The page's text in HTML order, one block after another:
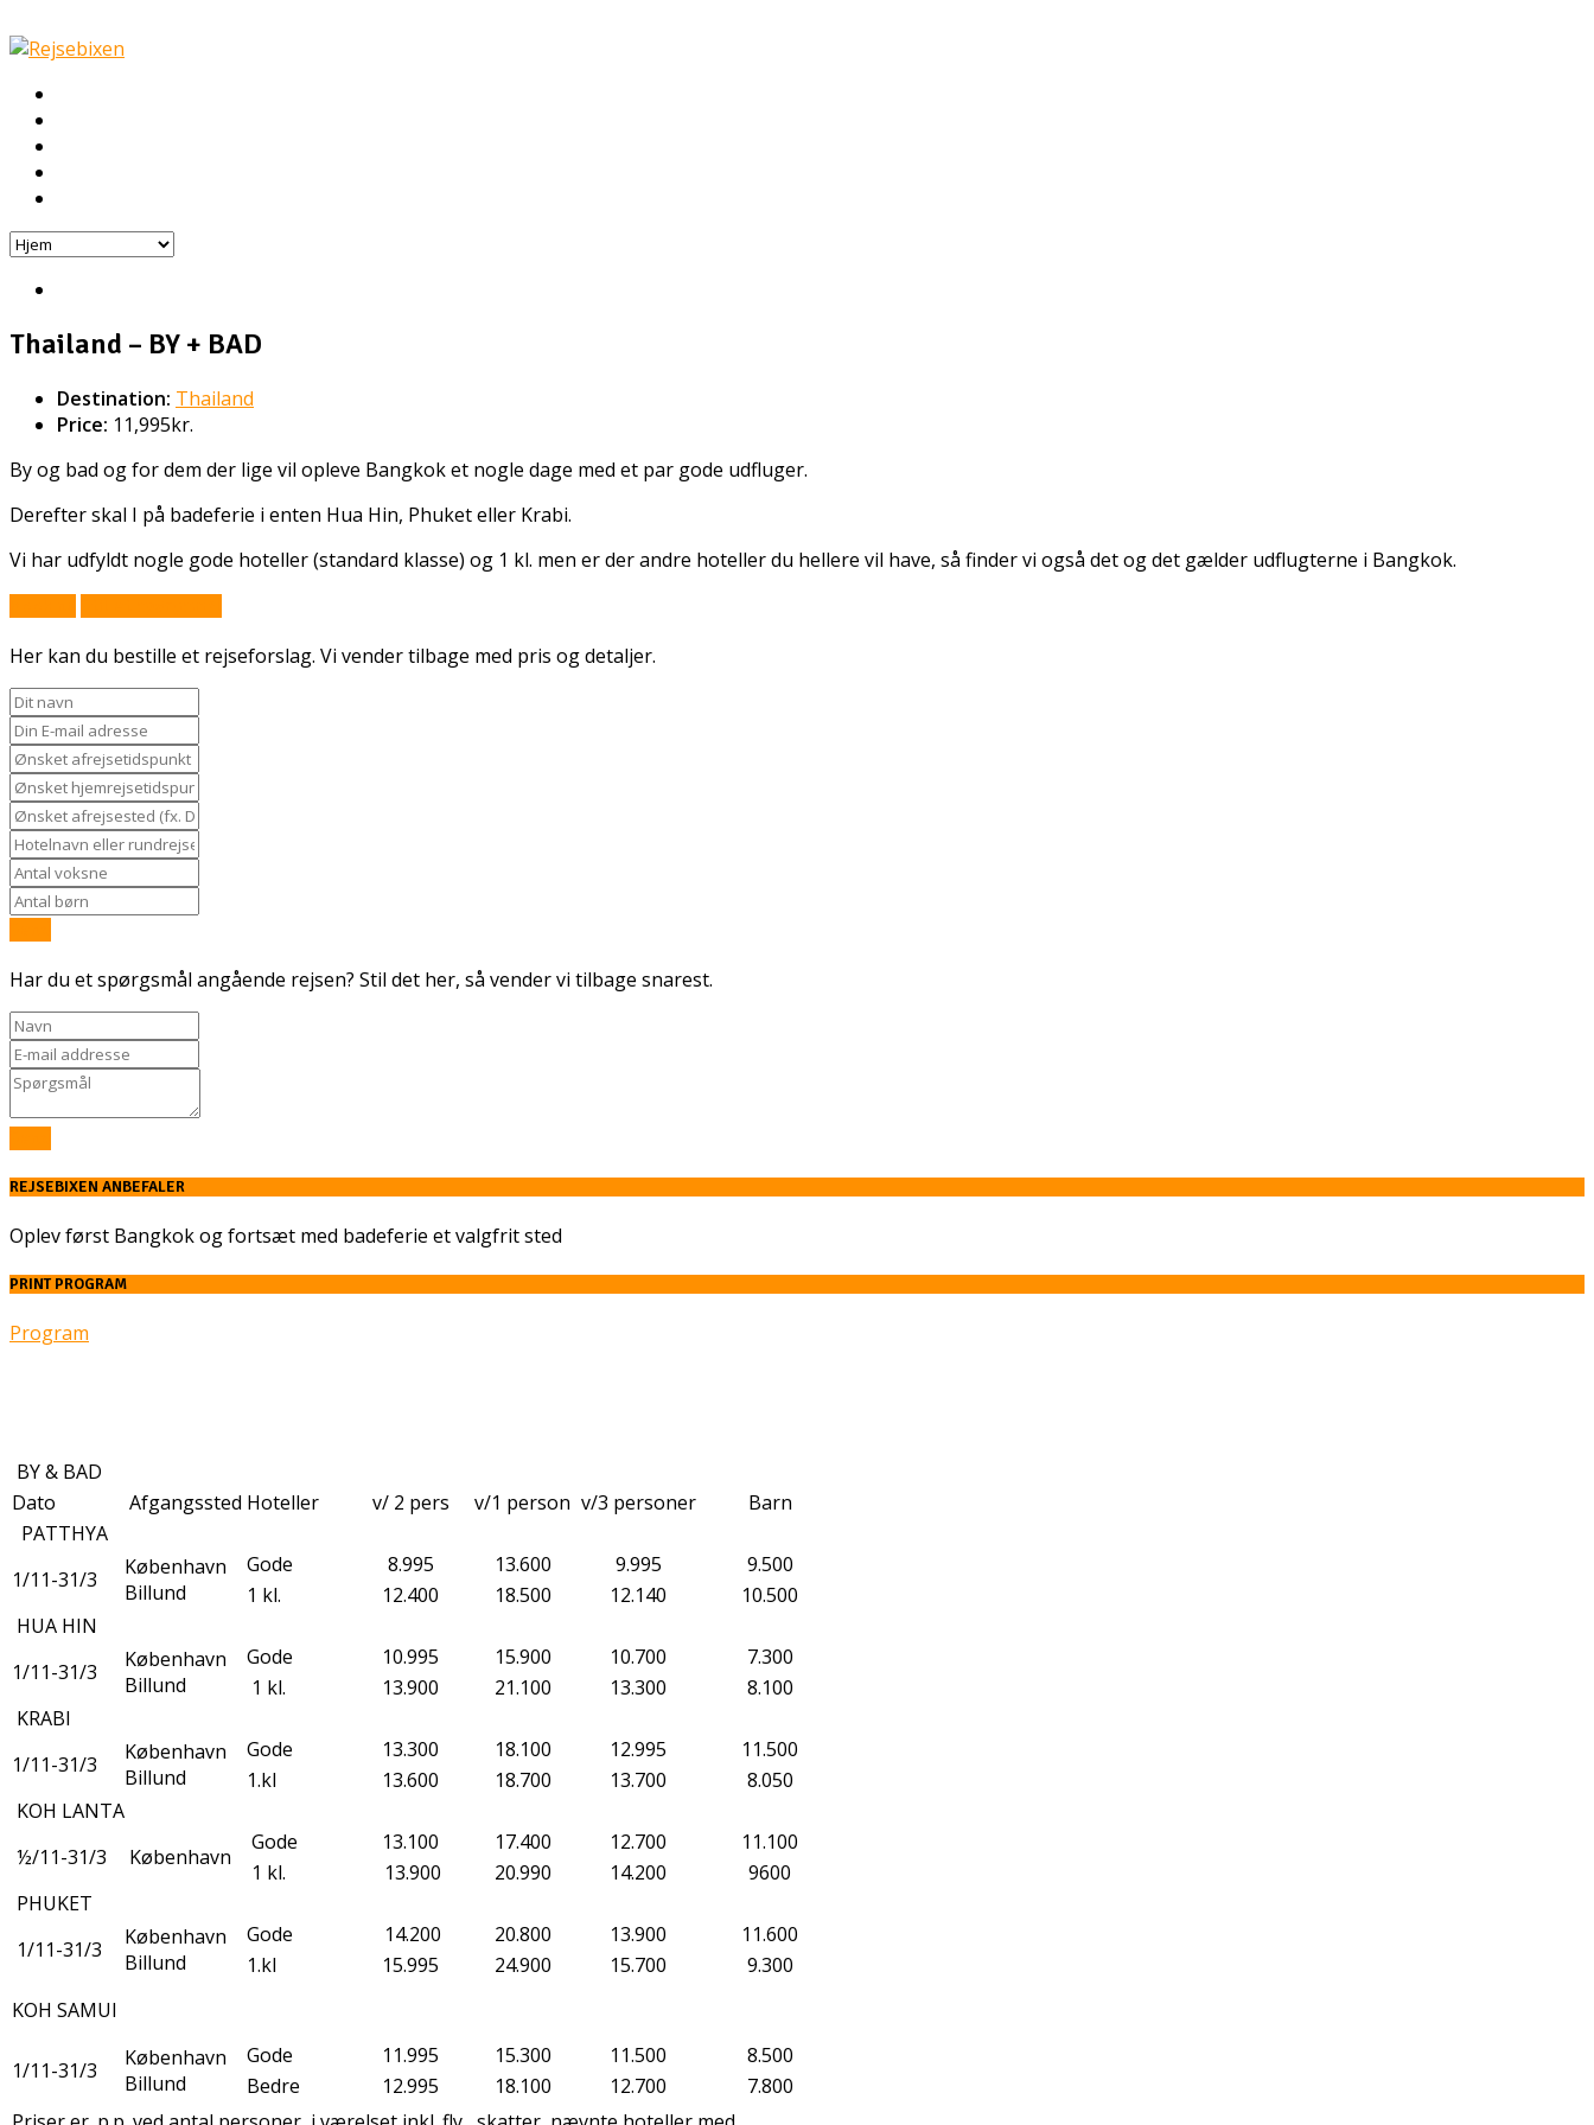
Thailand – BY + BAD
Destination: Thailand
Price: 11,995kr.
By og bad og for dem der lige vil opleve Bangkok et nogle dage med et par gode udfluger.
Derefter skal I på badeferie i enten Hua Hin, Phuket eller Krabi.
Vi har udfyldt nogle gode hoteller (standard klasse) og 1 kl. men er der andre hoteller du hellere vil have, så finder vi også det og det gælder udflugterne i Bangkok.
Her kan du bestille et rejseforslag. Vi vender tilbage med pris og detaljer.
Har du et spørgsmål angående rejsen? Stil det her, så vender vi tilbage snarest.
REJSEBIXEN ANBEFALER
Oplev først Bangkok og fortsæt med badeferie et valgfrit sted
PRINT PROGRAM
Program
BY & BAD
Dato
Afgangssted Hoteller v/ 2 pers v/1 person v/3 personer
Barn
PATTHYA
1/11-31/3
København
Billund
Gode 8.995 13.600 9.995
9.500
1 kl.
12.400 18.500 12.140
10.500
HUA HIN
1/11-31/3
København
Billund
Gode 10.995 15.900 10.700
7.300
1 kl.
13.900 21.100 13.300
8.100
KRABI
1/11-31/3
København
Billund
Gode 13.300 18.100 12.995
11.500
1.kl
13.600 18.700 13.700
8.050
KOH LANTA
½/11-31/3
København
Gode 13.100 17.400 12.700
11.100
1 kl.
13.900 20.990 14.200
9600
PHUKET
1/11-31/3
København
Billund
Gode 14.200 20.800 13.900
11.600
1.kl
15.995 24.900 15.700
9.300
KOH SAMUI
1/11-31/3
København
Billund
Gode 11.995 15.300 11.500
8.500
Bedre
12.995 18.100 12.700
7.800